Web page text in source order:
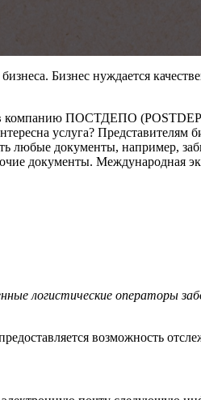
Бизнес нуждается
компанию ПОСТДЕПО
услуга?
документы, например,
документы. Международная
логистические операторы
возможность